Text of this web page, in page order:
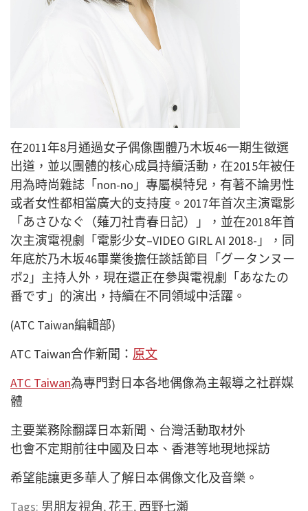
在2011年8月通過女子偶像團體乃木坂46一期生徵選
出道，並以團體的核心成員持續活動，在2015年被任
用為時尚雜誌「non-no」專屬模特兒，有著不論男性
或者女性都相當廣大的支持度。2017年首次主演電影
「あさひなぐ（薙刀社青春日記）」，並在2018年首
次主演電視劇「電影少女–VIDEO GIRL AI 2018-」，同
年底於乃木坂46畢業後擔任談話節目「グータンヌー
ボ2」主持人外，現在還正在參與電視劇「あなたの
番です」的演出，持續在不同領域中活躍。
(ATC Taiwan編輯部)
ATC Taiwan合作新聞： 原文
ATC Taiwan為專門對日本各地偶像為主報導之社群媒
體
主要業務除翻譯日本新聞、台灣活動取材外
也會不定期前往中國及日本、香港等地現地採訪
希望能讓更多華人了解日本偶像文化及音樂。
Tags: 男朋友視角,花王, 西野七瀬